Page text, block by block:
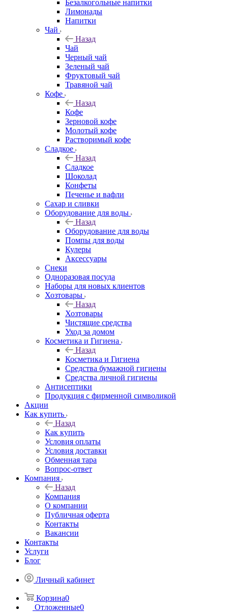
Безалкогольные напитки
Лимонады
Напитки
Чай
Назад
Чай
Черный чай
Зеленый чай
Фруктовый чай
Травяной чай
Кофе
Назад
Кофе
Зерновой кофе
Молотый кофе
Растворимый кофе
Сладкое
Назад
Сладкое
Шоколад
Конфеты
Печенье и вафли
Сахар и сливки
Оборудование для воды
Назад
Оборудование для воды
Помпы для воды
Кулеры
Аксессуары
Снеки
Одноразовая посуда
Наборы для новых клиентов
Хозтовары
Назад
Хозтовары
Чистящие средства
Уход за домом
Косметика и Гигиена
Назад
Косметика и Гигиена
Средства бумажной гигиены
Средства личной гигиены
Антисептики
Продукция с фирменной символикой
Акции
Как купить
Назад
Как купить
Условия оплаты
Условия доставки
Обменная тара
Вопрос-ответ
Компания
Назад
Компания
О компании
Публичная оферта
Контакты
Вакансии
Контакты
Услуги
Блог
Личный кабинет
Корзина0
Отложенные0